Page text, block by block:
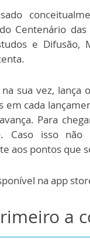
Centenário
e Difusão,
na sua vez,
em cada
Para
Caso isso
aos pontos que
na app
a